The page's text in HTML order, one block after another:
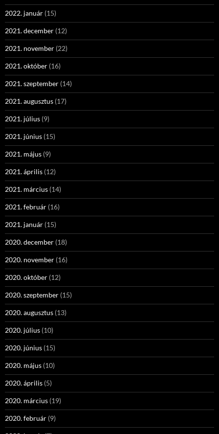
2022. január (15)
2021. december (12)
2021. november (22)
2021. október (16)
2021. szeptember (14)
2021. augusztus (17)
2021. július (9)
2021. június (15)
2021. május (9)
2021. április (12)
2021. március (14)
2021. február (16)
2021. január (15)
2020. december (18)
2020. november (16)
2020. október (12)
2020. szeptember (15)
2020. augusztus (13)
2020. július (10)
2020. június (15)
2020. május (10)
2020. április (5)
2020. március (19)
2020. február (9)